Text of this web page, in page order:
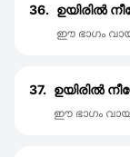
36. ഉയിരിൽ
ഈ ഭാഗം
37. ഉയിരിൽ
ഈ ഭാഗം